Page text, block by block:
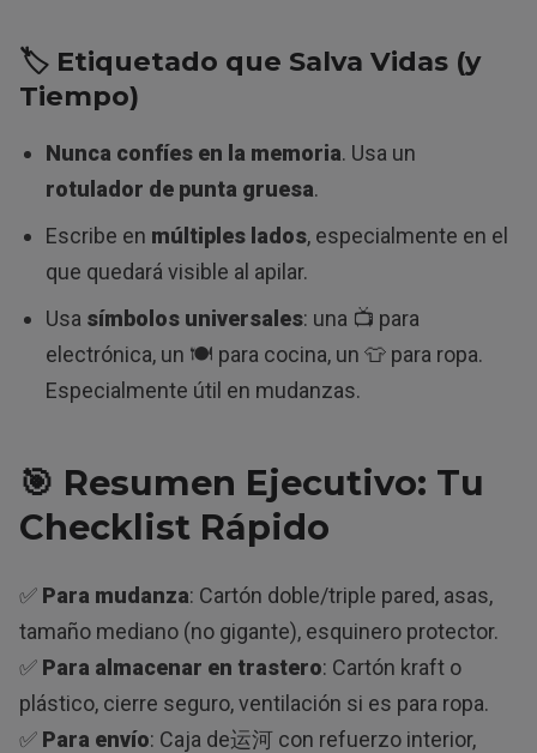
🏷️ Etiquetado que Salva Vidas (y
Tiempo)
Nunca confíes en la memoria. Usa un
rotulador de punta gruesa.
Escribe en múltiples lados, especialmente en el
que quedará visible al apilar.
Usa símbolos universales: una 📺 para
electrónica, un 🍽️ para cocina, un 👕 para ropa.
Especialmente útil en mudanzas.
🎯 Resumen Ejecutivo: Tu
Checklist Rápido
✅ Para mudanza: Cartón doble/triple pared, asas,
tamaño mediano (no gigante), esquinero protector.
✅ Para almacenar en trastero: Cartón kraft o
plástico, cierre seguro, ventilación si es para ropa.
✅ Para envío: Caja de运河 con refuerzo interior,